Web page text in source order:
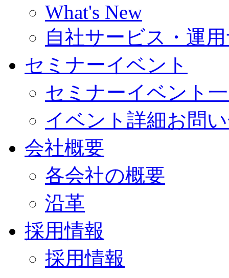
What's New
自社サービス・運
セミナーイベント
セミナーイベント
イベント詳細お問
会社概要
各会社の概要
沿革
採用情報
採用情報